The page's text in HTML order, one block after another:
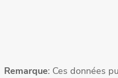
Remarque: Ces données